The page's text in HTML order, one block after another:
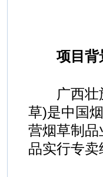
项目背
广西壮族
草)是中国
营烟草制
品实行专